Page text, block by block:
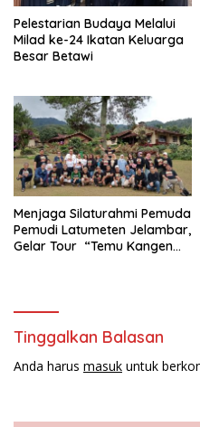
Pelestarian Budaya Melalui
Milad ke-24 Ikatan Keluarga
Besar Betawi
Menjaga Silaturahmi Pemuda
Pemudi Latumeten Jelambar,
Gelar Tour “Temu Kangen
Tinggalkan Balasan
Anda harus masuk untuk